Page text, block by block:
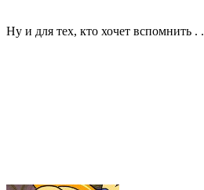
Ну и для тех, кто хочет вспомнить . .